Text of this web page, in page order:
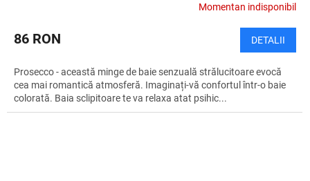
Momentan indisponibil
86 RON DETALII
Prosecco - această minge de baie senzuală strălucitoare evocă
cea mai romantică atmosferă. Imaginați-vă confortul într-o baie
colorată. Baia sclipitoare te va relaxa atat psihic...